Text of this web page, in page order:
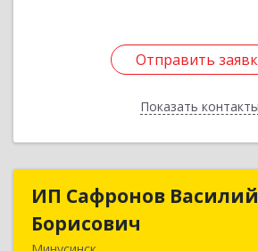
Отправить
Показать контакты
Отправить
Назад
ИП Сафронов Василий
Борисович
ИП